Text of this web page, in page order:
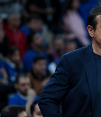
email